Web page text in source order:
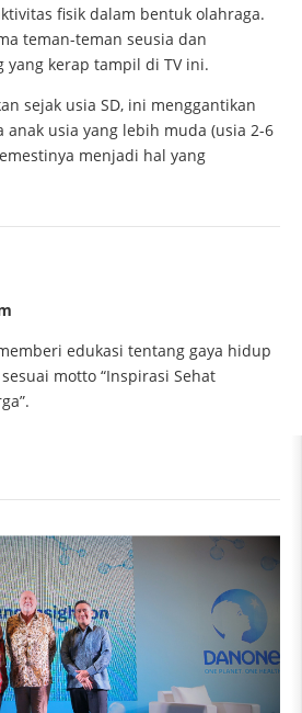
fisik dalam bentuk olahraga.
teman-teman seusia dan
yang kerap tampil di TV ini.
sejak usia SD, ini menggantikan
anak usia yang lebih muda (usia 2-6
menjadi hal yang
edukasi tentang gaya hidup
motto “Inspirasi Sehat